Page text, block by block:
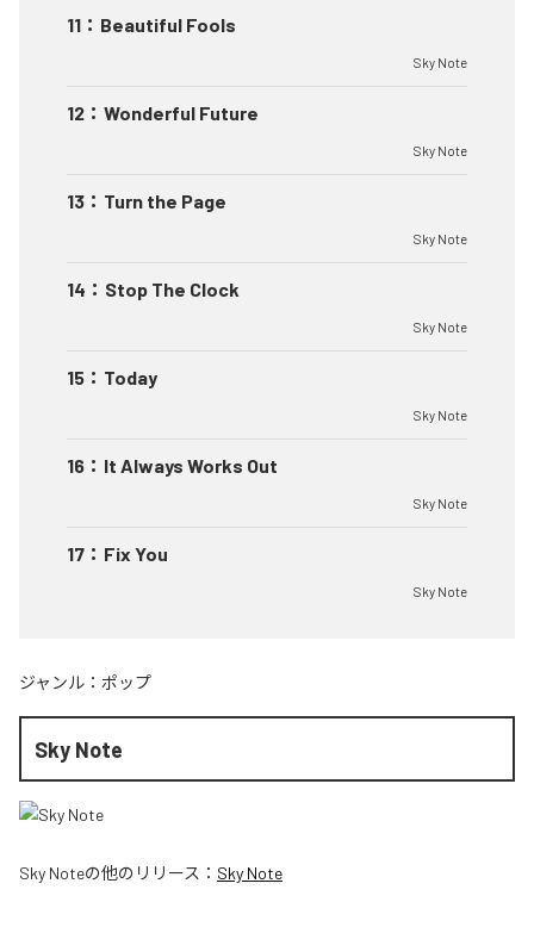
11 ： Beautiful Fools
Sky Note
12 ： Wonderful Future
Sky Note
13 ： Turn the Page
Sky Note
14 ： Stop The Clock
Sky Note
15 ： Today
Sky Note
16 ： It Always Works Out
Sky Note
17 ： Fix You
Sky Note
ジャンル： ポップ
Sky Note
Sky Noteの他のリリース： Sky Note